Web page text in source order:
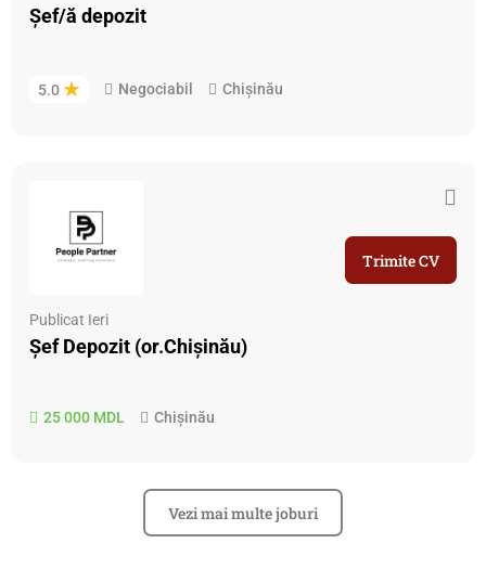
Șef/ă depozit
5.0 Negociabil Chișinău
Publicat Ieri
Șef Depozit (or.Chișinău)
25 000 MDL Chișinău
Trimite CV
Vezi mai multe joburi